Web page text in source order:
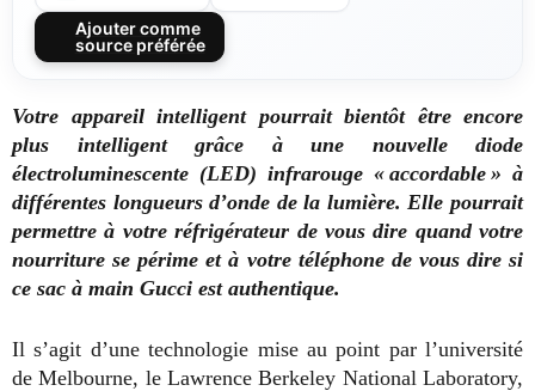
Ajouter comme
source préférée
Votre appareil intelligent pourrait bientôt être encore
plus intelligent grâce à une nouvelle diode
électroluminescente (LED) infrarouge « accordable » à
différentes longueurs d’onde de la lumière. Elle pourrait
permettre à votre réfrigérateur de vous dire quand votre
nourriture se périme et à votre téléphone de vous dire si
ce sac à main Gucci est authentique.
Il s’agit d’une technologie mise au point par l’université
de Melbourne, le Lawrence Berkeley National Laboratory,